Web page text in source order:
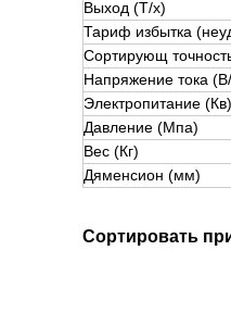
Выход (Т/х)
Тариф избытка
Сортирующ
Напряжение тока
Электропитание (Кв)
Давление (Мпа)
Вес (Кг)
Дяменсион (мм)
Сортировать